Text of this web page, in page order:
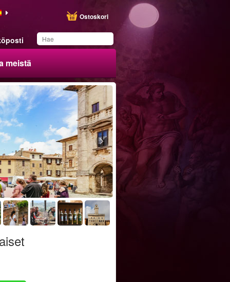
Ostoskori
meistä
Olet tallentanut tämän
tuotteen listallesi
Ilmainen peruutus
Asiantuntevat oppaat
Pienet ryhmät